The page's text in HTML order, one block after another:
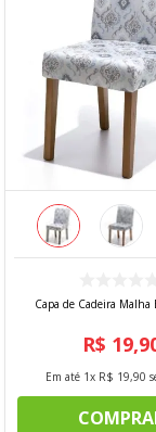
Capa de Cadeira Malha
R$ 19,
Em até 1x R$ 19,90